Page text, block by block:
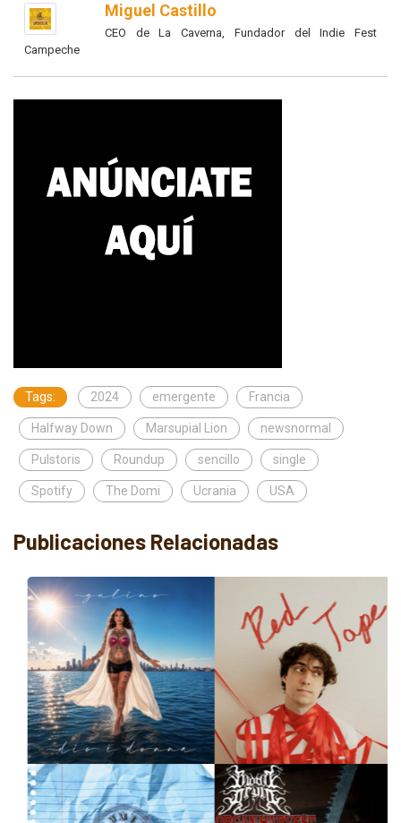
Miguel Castillo
CEO de La Caverna, Fundador del Indie Fest
Campeche
Tags: 2024 emergente Francia
Halfway Down Marsupial Lion newsnormal
Pulstoris Roundup sencillo single
Spotify The Domi Ucrania USA
Publicaciones Relacionadas